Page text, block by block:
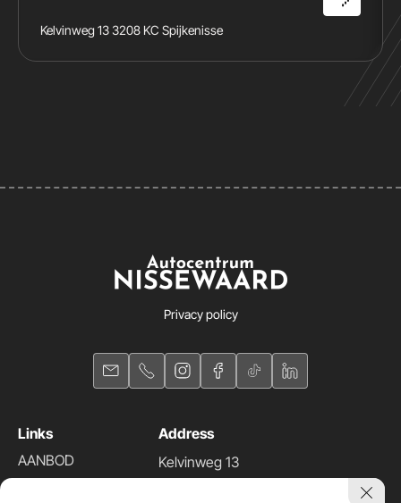
Kelvinweg 13 3208 KC Spijkenisse
Privacy policy
Links
AANBOD
Address
Kelvinweg 13